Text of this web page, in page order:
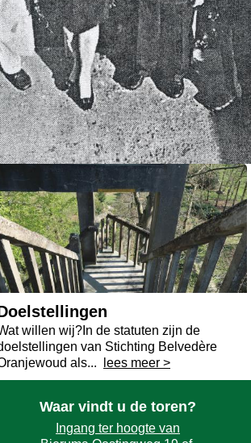
willen wij?In de statuten zijn de
van Stichting Belvedère
als...
lees meer >
Waar vindt u de toren?
Ingang ter hoogte van